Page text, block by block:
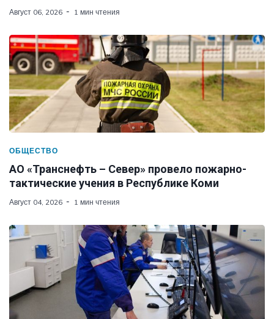
Август 06, 2026 1 мин чтения
ОБЩЕСТВО
АО «Транснефть – Север» провело пожарно-
тактические учения в Республике Коми
Август 04, 2026 1 мин чтения